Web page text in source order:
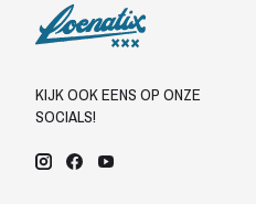
KIJK OOK EENS OP ONZE
SOCIALS!